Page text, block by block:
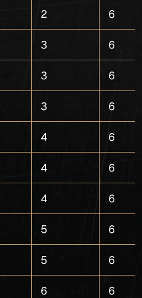
2 6
3 6
3 6
3 6
4 6
4 6
4 6
5 6
5 6
6 6